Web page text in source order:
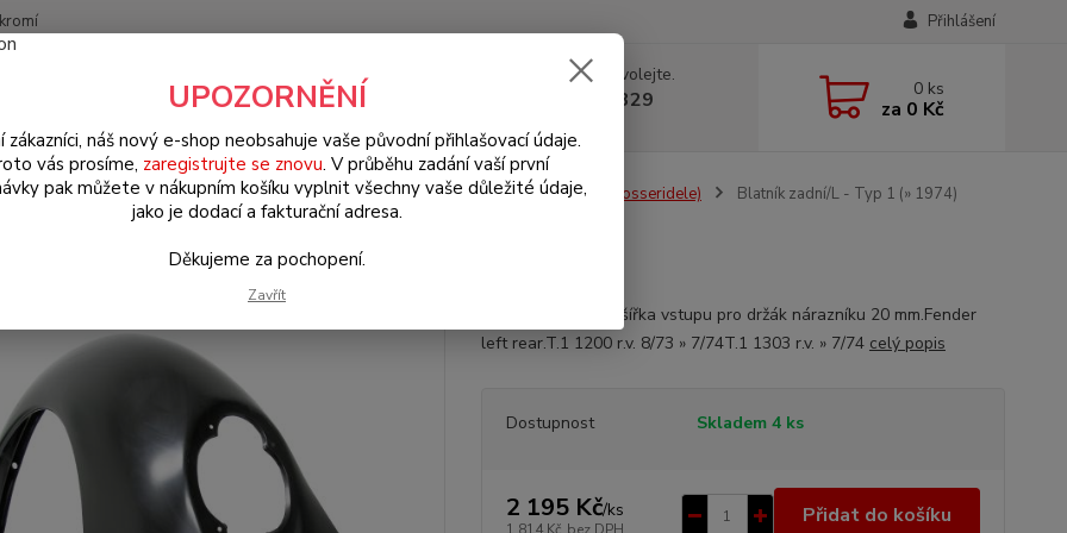
Přihlášení
Hledat
Nevíte si rady? Zavolejte.
+420 602 330 329 0 ks
za 0 Kč
Brouk Typ 1 (1938 » 03) Karosářské díly (Karosseridele) Karosářské díly (Karosseridele) Blatník zadní/L - Typ 1 (» 1974)
zadní/L - Typ 1 (» 1974)
Zadní blatník levý šířka vstupu pro držák nárazníku 20 mm.Fender
left rear.T.1 1200 r.v. 8/73 » 7/74T.1 1303 r.v. » 7/74 celý popis
Dostupnost Skladem 4 ks
2 195 Kč/ks
1 814 Kč bez DPH
Přidat do košíku
UPOZORNĚNÍ
zákazníci, náš nový e-shop neobsahuje vaše původní přihlašovací údaje.
vás prosíme, zaregistrujte se znovu. V průběhu zadání vaší první
pak můžete v nákupním košíku vyplnit všechny vaše důležité údaje,
jako je dodací a fakturační adresa.
Děkujeme za pochopení.
Zavřít